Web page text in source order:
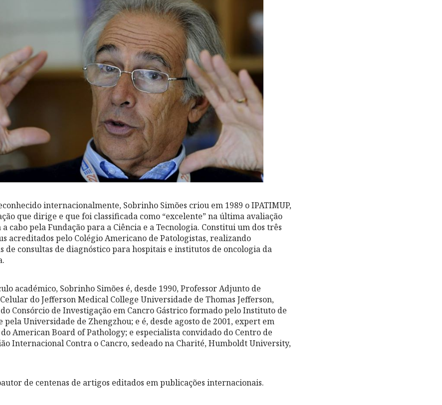
internacionalmente, Sobrinho Simões criou em 1989 o IPATIMUP,
que dirige e que foi classificada como “excelente” na última avaliação
cabo pela Fundação para a Ciência e a Tecnologia. Constitui um dos três
acreditados pelo Colégio Americano de Patologistas, realizando
de consultas de diagnóstico para hospitais e institutos de oncologia da
académico, Sobrinho Simões é, desde 1990, Professor Adjunto de
do Jefferson Medical College Universidade de Thomas Jefferson,
Consórcio de Investigação em Cancro Gástrico formado pelo Instituto de
pela Universidade de Zhengzhou; e é, desde agosto de 2001, expert em
American Board of Pathology; e especialista convidado do Centro de
Internacional Contra o Cancro, sedeado na Charité, Humboldt University,
de centenas de artigos editados em publicações internacionais.